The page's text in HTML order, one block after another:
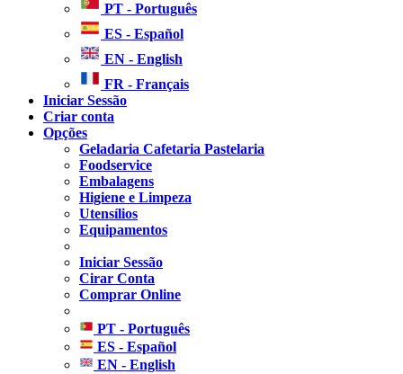
PT - Português
ES - Español
EN - English
FR - Français
Iniciar Sessão
Criar conta
Opções
Geladaria Cafetaria Pastelaria
Foodservice
Embalagens
Higiene e Limpeza
Utensílios
Equipamentos
Iniciar Sessão
Cirar Conta
Comprar Online
PT - Português
ES - Español
EN - English